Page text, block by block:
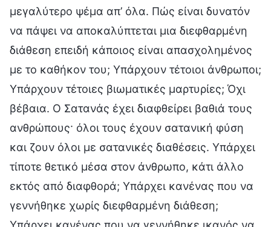
μεγαλύτερο ψέμα απ’ όλα. Πώς είναι δυνατόν
να πάψει να αποκαλύπτεται μια διεφθαρμένη
διάθεση επειδή κάποιος είναι απασχολημένος
με το καθήκον του; Υπάρχουν τέτοιοι άνθρωποι;
Υπάρχουν τέτοιες βιωματικές μαρτυρίες; Όχι
βέβαια. Ο Σατανάς έχει διαφθείρει βαθιά τους
ανθρώπους· όλοι τους έχουν σατανική φύση
και ζουν όλοι με σατανικές διαθέσεις. Υπάρχει
τίποτε θετικό μέσα στον άνθρωπο, κάτι άλλο
εκτός από διαφθορά; Υπάρχει κανένας που να
γεννήθηκε χωρίς διεφθαρμένη διάθεση;